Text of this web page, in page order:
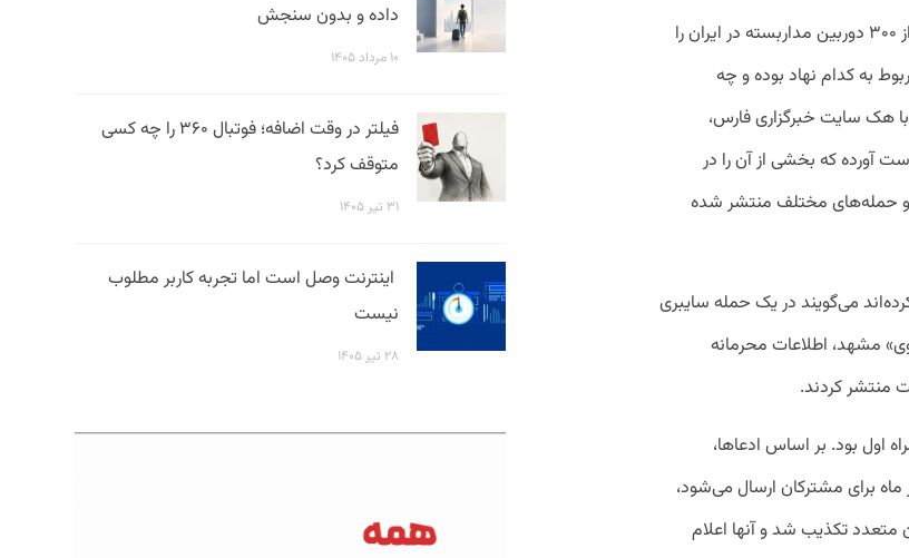
گروه انانیموس همچنین اعلام کرده است اطلاعات بیش از ۳۰۰ دوربین مداربسته در ایران را
به کدام نهاد بوده و چه
با هک سایت خبرگزاری فارس،
آورده که بخشی از آن را در
و حمله‌های مختلف منتشر شده
می‌گویند در یک حمله سایبری
مشهد، اطلاعات محرمانه
منتشر کردند.
اول بود. بر اساس ادعاها،
برای مشترکان ارسال می‌شود،
متعدد تکذیب شد و آنها اعلام
داده و بدون سنجش
۱۰ مرداد ۱۴۰۵
فیلتر در وقت اضافه؛ فوتبال ۳۶۰ را چه کسی
متوقف کرد؟
۳۱ تیر ۱۴۰۵
اینترنت وصل است اما تجربه کاربر مطلوب
نیست
۲۸ تیر ۱۴۰۵